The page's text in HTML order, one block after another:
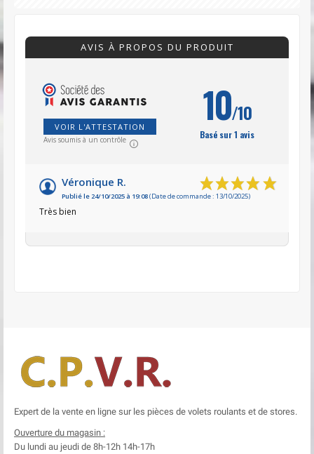
AVIS À PROPOS DU PRODUIT
VOIR L'ATTESTATION
Avis soumis à un contrôle
10/10
Basé sur 1 avis
Véronique R.
Publié le 24/10/2025 à 19:08(Date de commande : 13/10/2025)
Très bien
Expert de la vente en ligne sur les pièces de volets roulants et de stores.
Ouverture du magasin :
Du lundi au jeudi de 8h-12h 14h-17h